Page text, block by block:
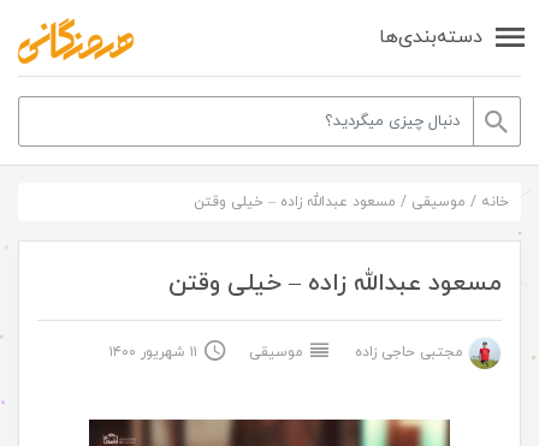
دسته‌بندی‌ها
خانه / موسیقی / مسعود عبدالله زاده – خیلی وقتن
مسعود عبدالله زاده – خیلی وقتن
مجتبی حاجی زاده موسیقی ۱۱ شهریور ۱۴۰۰